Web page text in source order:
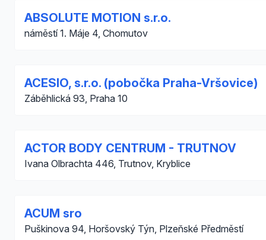
ABSOLUTE MOTION s.r.o.
náměstí 1. Máje 4, Chomutov
ACESIO, s.r.o. (pobočka Praha-Vršovice)
Záběhlická 93, Praha 10
ACTOR BODY CENTRUM - TRUTNOV
Ivana Olbrachta 446, Trutnov, Kryblice
ACUM sro
Puškinova 94, Horšovský Týn, Plzeňské Předměstí